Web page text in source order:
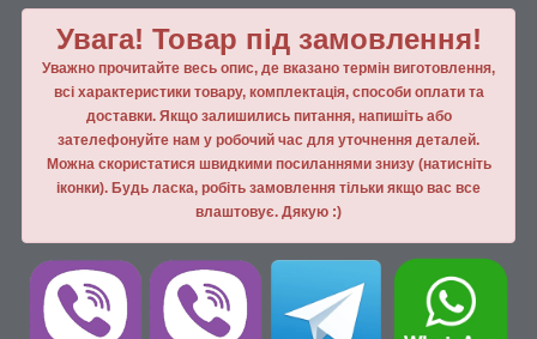
Увага! Товар під замовлення!
Уважно прочитайте весь опис, де вказано термін виготовлення,
всі характеристики товару, комплектація, способи оплати та
доставки. Якщо залишились питання, напишiть або
зателефонуйте нам у робочий час для уточнення деталей.
Можна скористатися швидкими посиланнями знизу (натисніть
іконки). Будь ласка, робiть замовлення тiльки якщо вас все
влаштовує. Дякую :)